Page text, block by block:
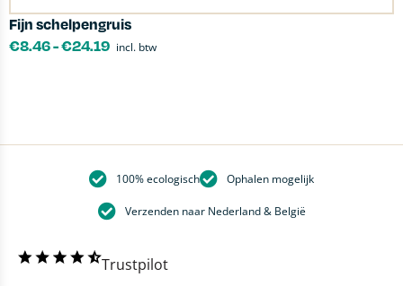
Fijn schelpengruis
€8.46-€24.19 incl. btw
100% ecologisch Ophalen mogelijk
Verzenden naar Nederland & België
Trustpilot